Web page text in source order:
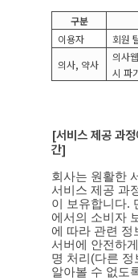
구분
이용자
회원
의사, 약사
의사웹
시 파
[서비스 제공 과
간]
회사는 원활한
서비스 제공 과
이 보유합니다.
에서의 소비자
에 따라 관련 정
서버에 안전하
명 처리 (다른 정
알아볼 수 없도